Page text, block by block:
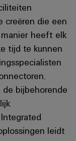
creëren die een
heeft elk
tijd te kunnen
bijbehorende
leidt